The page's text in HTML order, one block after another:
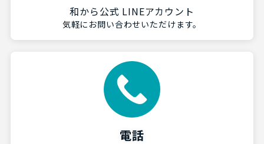
和から公式 LINEアカウント
気軽にお問い合わせいただけます。
電話